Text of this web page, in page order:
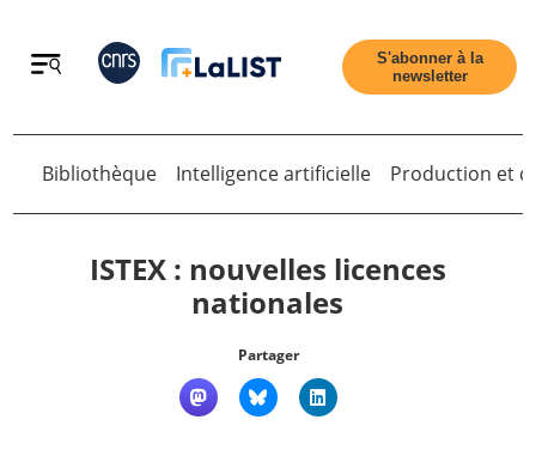
Retour
S'abonner à la
newsletter
Bibliothèque
Intelligence artificielle Production et
ISTEX : nouvelles licences
nationales
Partager